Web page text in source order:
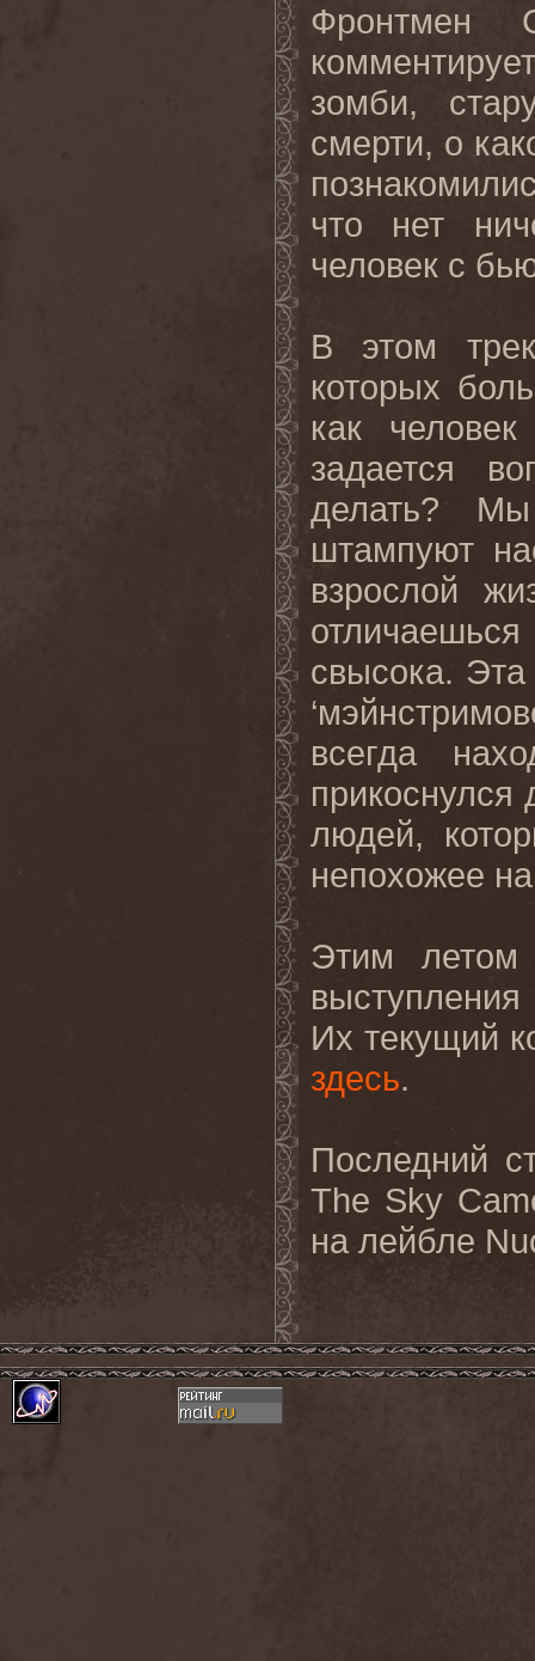
Фронтмен
зомби,
смерти, о
что нет
человек с
В этом
которых
как
задается
делать?
штампуют
взрослой
свысока.
всегда
прикоснулся
людей,
непохожее
Этим летом
Их текущий
здесь.
Последний
The Sky
на лейбле